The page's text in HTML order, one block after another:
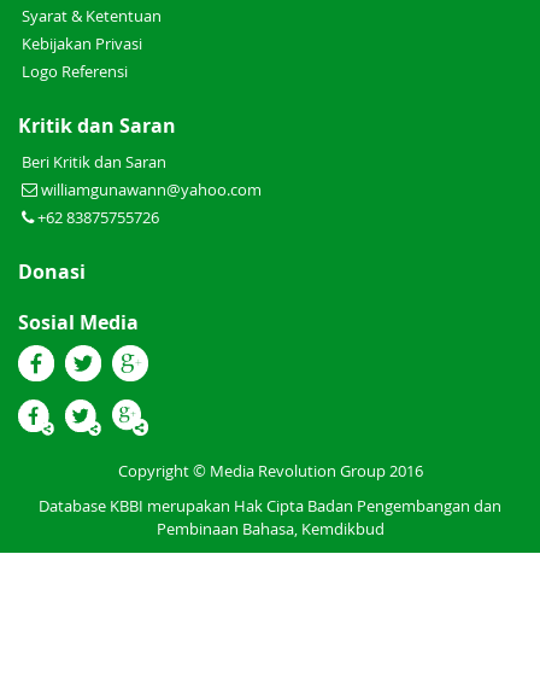
Syarat & Ketentuan
Kebijakan Privasi
Logo Referensi
Kritik dan Saran
Beri Kritik dan Saran
williamgunawann@yahoo.com
+62 83875755726
Donasi
Sosial Media
Copyright © Media Revolution Group 2016
Database KBBI merupakan Hak Cipta Badan Pengembangan dan
Pembinaan Bahasa, Kemdikbud